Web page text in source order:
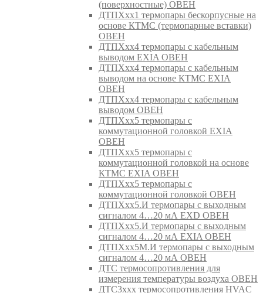
(поверхностные) ОВЕН
ДТПХхх1 термопары бескорпусные на
основе КТМС (термопарные вставки)
ОВЕН
ДТПХхх4 термопары с кабельным
выводом EXIA ОВЕН
ДТПХхх4 термопары с кабельным
выводом на основе КТМС EXIA
ОВЕН
ДТПХхх4 термопары с кабельным
выводом ОВЕН
ДТПХхх5 термопары с
коммутационной головкой EXIA
ОВЕН
ДТПХхх5 термопары с
коммутационной головкой на основе
КТМС EXIA ОВЕН
ДТПХхх5 термопары с
коммутационной головкой ОВЕН
ДТПХхх5.И термопары с выходным
сигналом 4…20 мА EXD ОВЕН
ДТПХхх5.И термопары с выходным
сигналом 4…20 мА EXIA ОВЕН
ДТПХхх5М.И термопары с выходным
сигналом 4…20 мА ОВЕН
ДТС термосопротивления для
измерения температуры воздуха ОВЕН
ДТС3ххх термосопротивления HVAC